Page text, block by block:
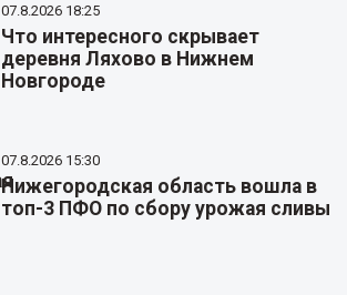
07.8.2026 18:25
Что интересного скрывает
деревня Ляхово в Нижнем
Новгороде
07.8.2026 15:30
Нижегородская область вошла в
топ-3 ПФО по сбору урожая сливы